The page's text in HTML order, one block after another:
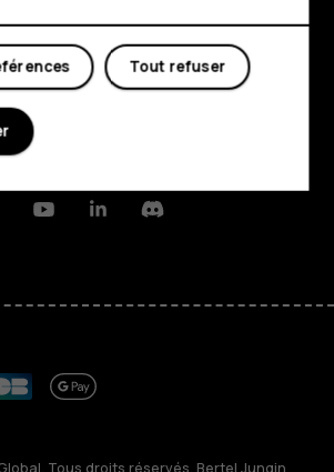
YoutubeLinkedinDiscord
Tous droits réservés. Bertel Jungin
Tout refuser